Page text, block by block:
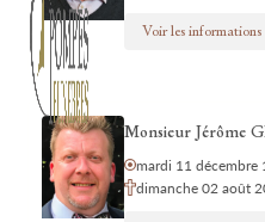
Voir les informations
Monsieur Jérôme
mardi 11 décembre
dimanche 02 août